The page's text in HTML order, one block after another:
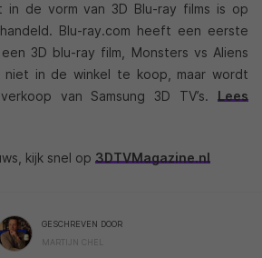
in de vorm van 3D Blu-ray films is op
Blu-ray.com heeft een eerste
3D blu-ray film, Monsters vs Aliens
niet in de winkel te koop, maar wordt
van Samsung 3D TV’s. Lees
kijk snel op 3DTVMagazine.nl
GESCHREVEN DOOR
MARTIJN CHEL